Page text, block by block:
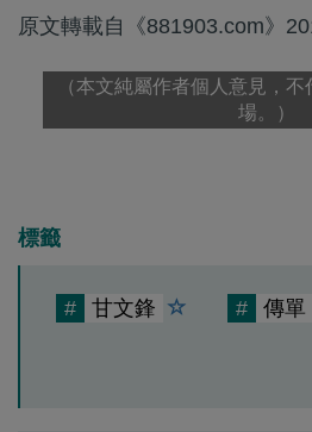
原文轉載自《881903.com》
（本文純屬作者個人意見，
場。）
標籤
# 甘文鋒 # 傳單